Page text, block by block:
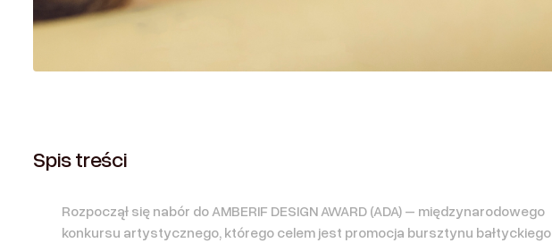
Spis treści
Rozpoczął się nabór do AMBERIF DESIGN AWARD (ADA) – międzynarodowego
konkursu artystycznego, którego celem jest promocja bursztynu bałtyckiego